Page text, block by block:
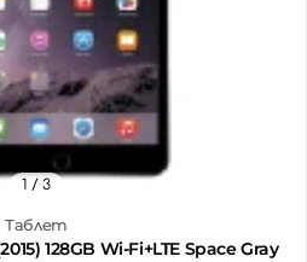
Таблет
128GB Wi-Fi+LTE Space Gray
1 / 3